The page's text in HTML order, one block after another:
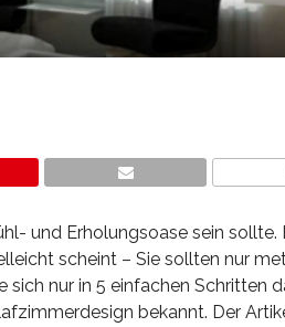
und Erholungsoase sein sollte.
scheint – Sie sollten nur
sich nur in 5 einfachen Schritten
bekannt. Der